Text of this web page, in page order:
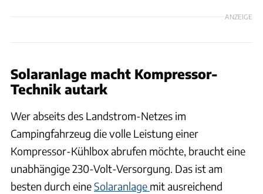
ANZEIGE
Solaranlage macht Kompressor-
Technik autark
Wer abseits des Landstrom-Netzes im
Campingfahrzeug die volle Leistung einer
Kompressor-Kühlbox abrufen möchte, braucht eine
unabhängige 230-Volt-Versorgung. Das ist am
besten durch eineSolaranlage mit ausreichend